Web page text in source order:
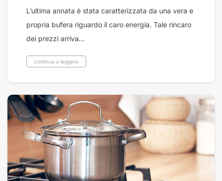
L’ultima annata è stata caratterizzata da una vera e
propria bufera riguardo il caro energia. Tale rincaro
dei prezzi arriva...
continua a leggere